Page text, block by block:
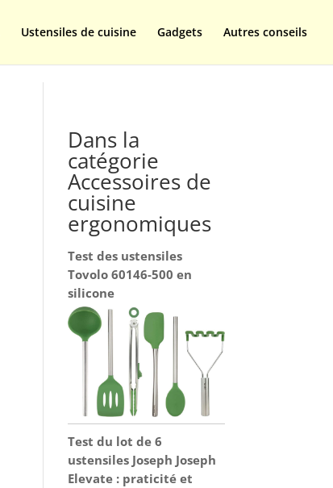
Ustensiles de cuisine Gadgets Autres conseils
Dans la
catégorie
Accessoires de
cuisine
ergonomiques
Test des ustensiles
Tovolo 60146-500 en
silicone
Test du lot de 6
ustensiles Joseph Joseph
Elevate : praticité et